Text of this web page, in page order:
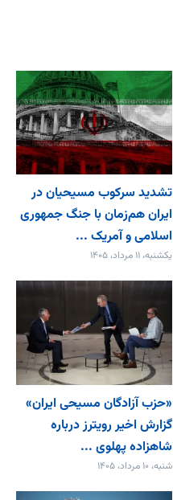
تشدید سرکوب مسیحیان در
ایران هم‌زمان با جنگ جمهوری
اسلامی و آمریک ...
یکشنبه، ۱۱ مرداد، ۱۴۰۵
«حزب آزادگان مسیحی ایران»
گزارش اخیر رویترز درباره
شاهزاده پهلوی ...
شنبه، ۱۰ مرداد، ۱۴۰۵